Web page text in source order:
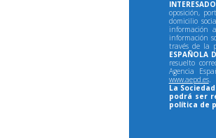
oposición,
domicilio
información
información
través de la
ESPAÑOLA
resuelto
Agencia
www.aepd.es.
La
podrá ser
política de